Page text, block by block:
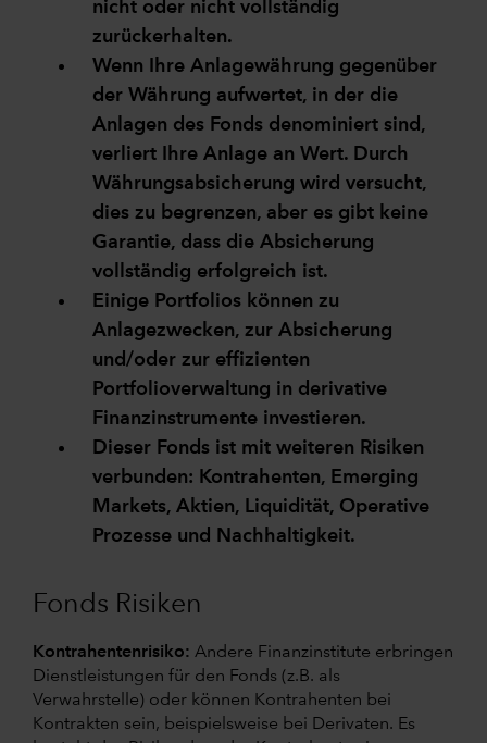
nicht oder nicht vollständig
zurückerhalten.
Wenn Ihre Anlagewährung gegenüber
der Währung aufwertet, in der die
Anlagen des Fonds denominiert sind,
verliert Ihre Anlage an Wert. Durch
Währungsabsicherung wird versucht,
dies zu begrenzen, aber es gibt keine
Garantie, dass die Absicherung
vollständig erfolgreich ist.
Einige Portfolios können zu
Anlagezwecken, zur Absicherung
und/oder zur effizienten
Portfolioverwaltung in derivative
Finanzinstrumente investieren.
Dieser Fonds ist mit weiteren Risiken
verbunden: Kontrahenten, Emerging
Markets, Aktien, Liquidität, Operative
Prozesse und Nachhaltigkeit.
Fonds Risiken
Kontrahentenrisiko: Andere Finanzinstitute erbringen
Dienstleistungen für den Fonds (z.B. als
Verwahrstelle) oder können Kontrahenten bei
Kontrakten sein, beispielsweise bei Derivaten. Es